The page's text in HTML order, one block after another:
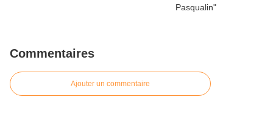
Commentaires
Ajouter un commentaire